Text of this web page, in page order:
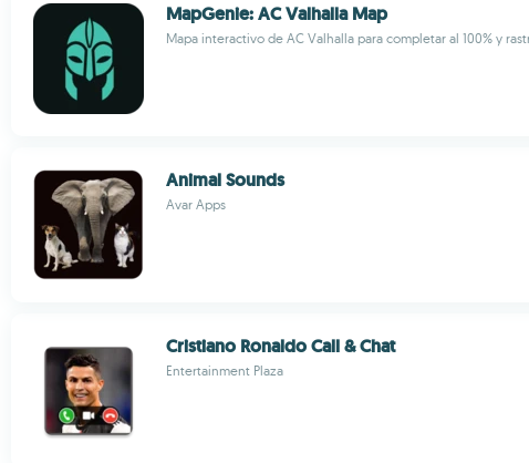
MapGenie: AC Valhalla Map
Mapa interactivo de AC Valhalla para completar al 100% y
Animal Sounds
Avar Apps
Cristiano Ronaldo Call & Chat
Entertainment Plaza